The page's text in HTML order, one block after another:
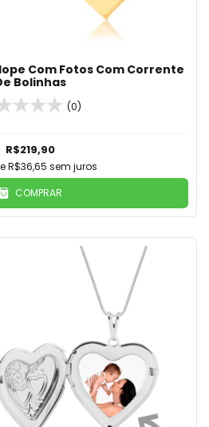
Com Fotos Com Corrente
Bolinhas
(0)
R$219,90
R$36,65 sem juros
COMPRAR